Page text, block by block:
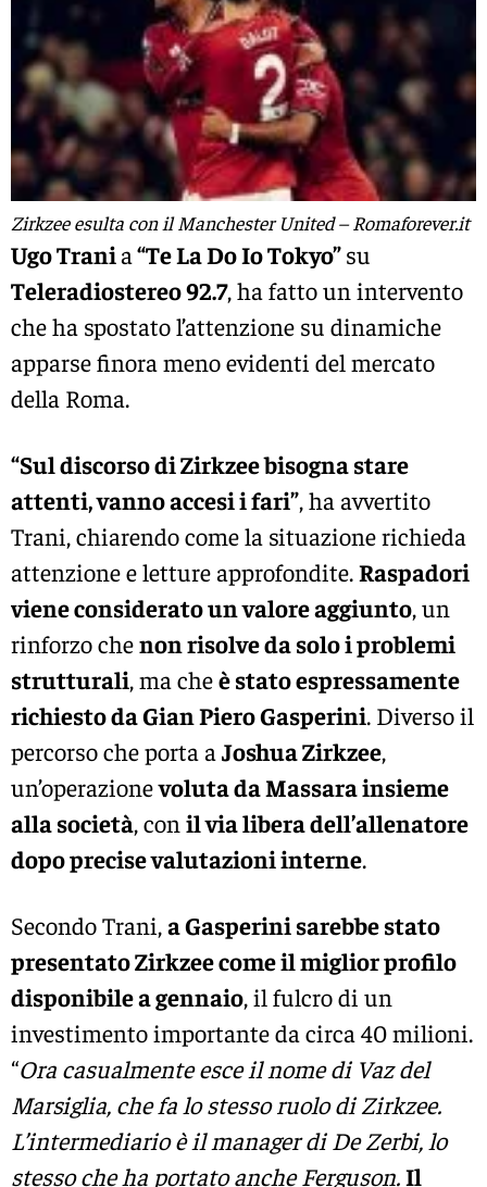
Zirkzee esulta con il Manchester United – Romaforever.it
Ugo Trania“Te La Do Io Tokyo”su
Teleradiostereo 92.7, ha fatto un intervento
che ha spostato l’attenzione su dinamiche
apparse finora meno evidenti del mercato
della Roma.
“Sul discorso di Zirkzee bisogna stare
attenti, vanno accesi i fari”, ha avvertito
Trani, chiarendo come la situazione richieda
attenzione e letture approfondite.Raspadori
viene considerato un valore aggiunto, un
rinforzo chenon risolve da solo i problemi
strutturali, ma cheè stato espressamente
richiesto da Gian Piero Gasperini. Diverso il
percorso che porta a Joshua Zirkzee,
un’operazionevoluta da Massara insieme
alla società, con il via libera dell’allenatore
dopo precise valutazioni interne.
Secondo Trani,a Gasperini sarebbe stato
presentato Zirkzee come il miglior profilo
disponibile a gennaio, il fulcro di un
investimento importante da circa 40 milioni.
“Ora casualmente esce il nome di Vaz del
Marsiglia, che fa lo stesso ruolo di Zirkzee.
L’intermediario è il manager di De Zerbi, lo
stesso che ha portato anche Ferguson.Il